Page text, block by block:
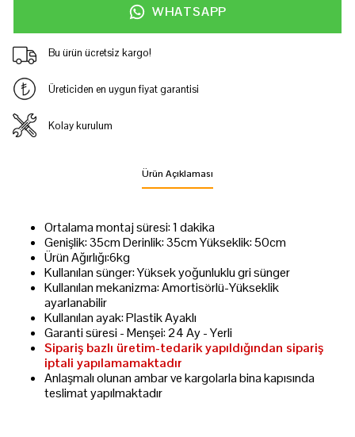
WHATSAPP
Bu ürün ücretsiz kargo!
Üreticiden en uygun fiyat garantisi
Kolay kurulum
Ürün Açıklaması
Ortalama montaj süresi: 1 dakika
Genişlik: 35cm Derinlik: 35cm Yükseklik: 50cm
Ürün Ağırlığı:6kg
Kullanılan sünger: Yüksek yoğunluklu gri sünger
Kullanılan mekanizma: Amortisörlü-Yükseklik
ayarlanabilir
Kullanılan ayak: Plastik Ayaklı
Garanti süresi - Menşei: 24 Ay - Yerli
Sipariş bazlı üretim-tedarik yapıldığından sipariş
iptali yapılamamaktadır
Anlaşmalı olunan ambar ve kargolarla bina kapısında
teslimat yapılmaktadır